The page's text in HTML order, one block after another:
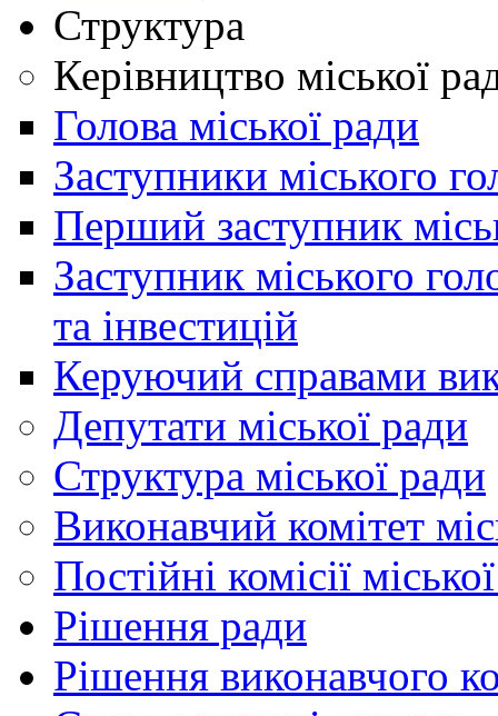
Структура
Керівництво міської
Голова міської ради
Заступники міського
Перший заступник
Заступник міського
та інвестицій
Керуючий справами
Депутати міської ради
Структура міської ради
Виконавчий комітет
Постійні комісії
Рішення ради
Рішення виконавчого